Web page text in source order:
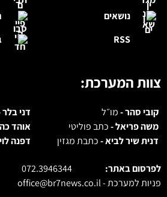
נושאים
RSS
צוות המערכת:
קובי סהר -מו״ל דני בלר
משה פריאל -כתב פוליטי אוהד
דנית שיר לביא -כתבת מגזין דפנה
לפרסום באתר:
072.3946344
פניות למערכת -office@br7news.co.il